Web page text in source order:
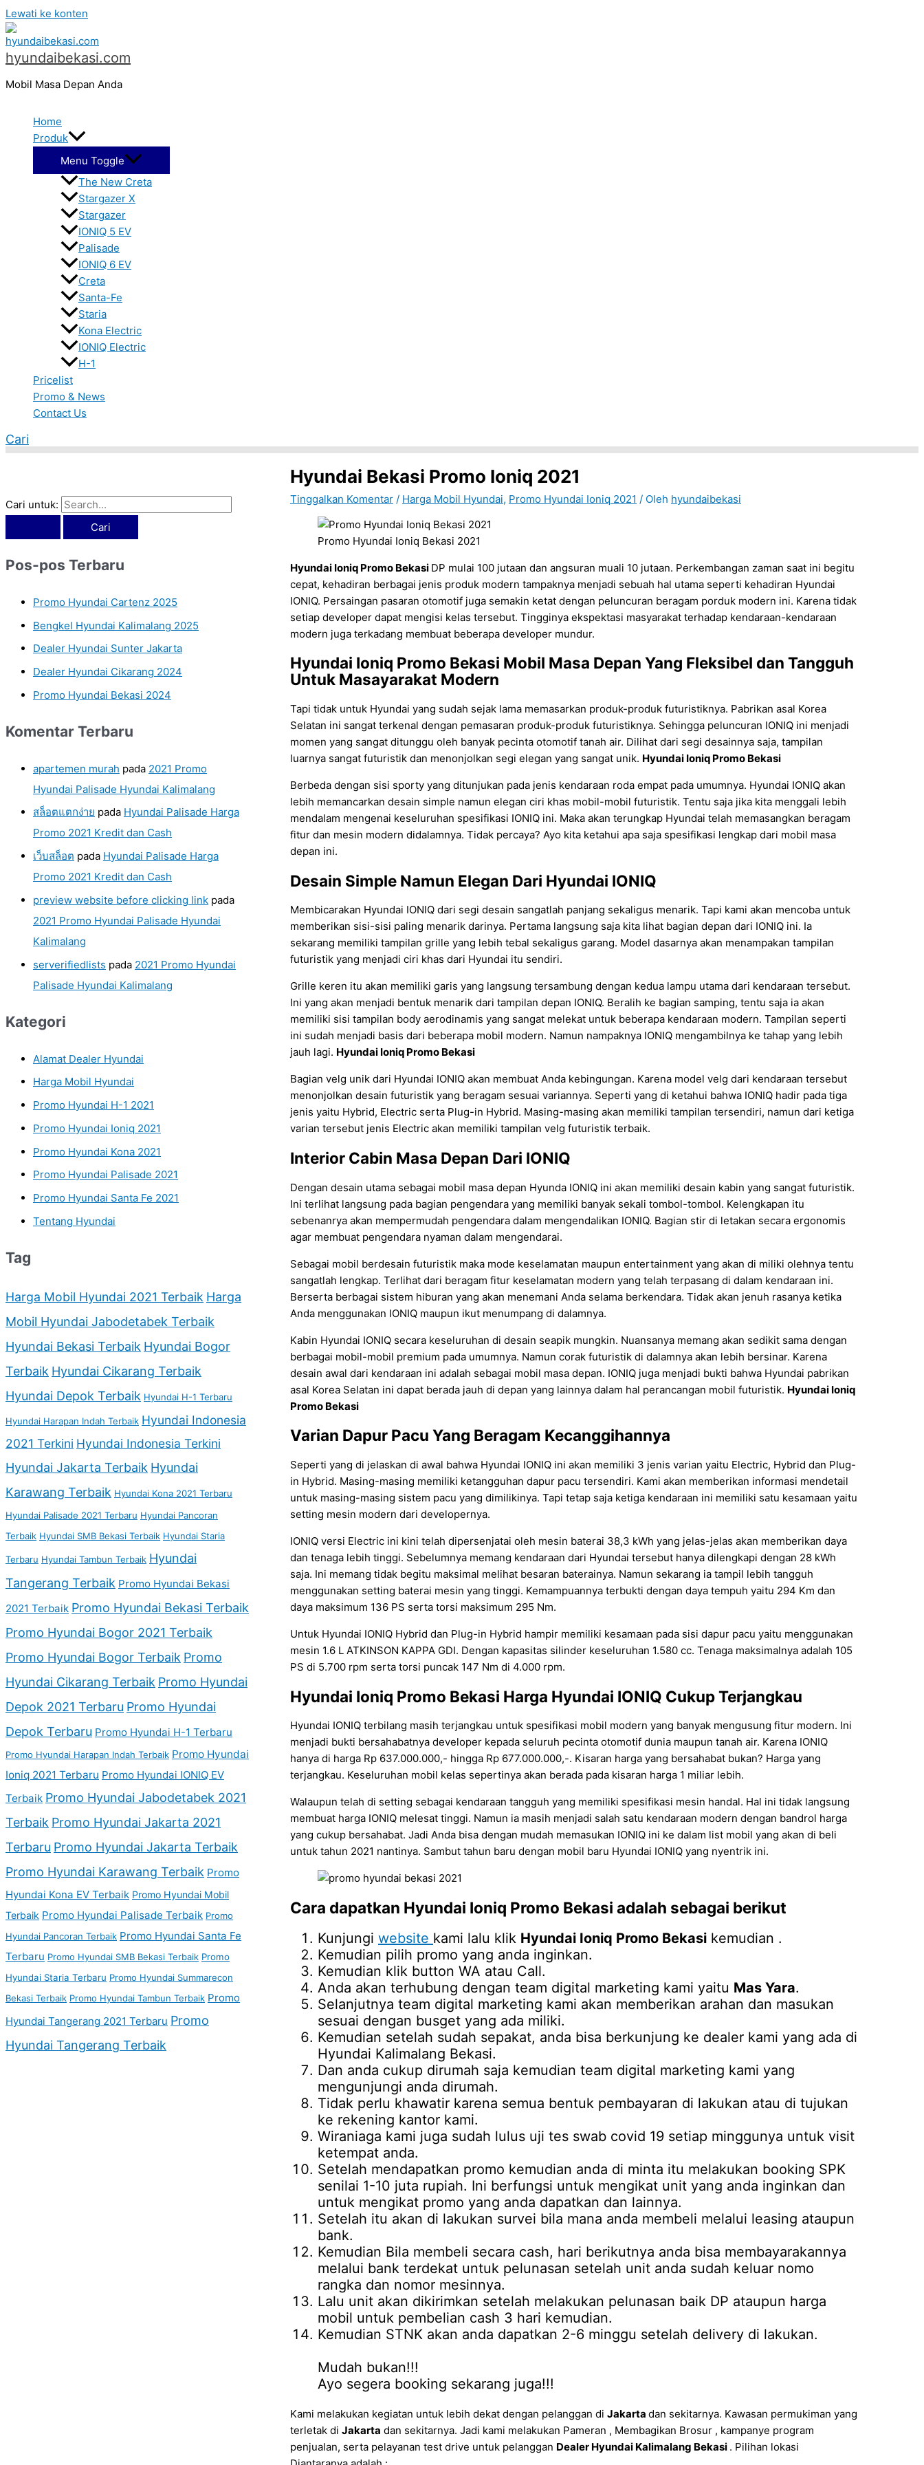
Lewati ke konten
hyundaibekasi.com
Mobil Masa Depan Anda
Home
Produk
Menu Toggle
The New Creta
Stargazer X
Stargazer
IONIQ 5 EV
Palisade
IONIQ 6 EV
Creta
Santa-Fe
Staria
Kona Electric
IONIQ Electric
H-1
Pricelist
Promo & News
Contact Us
Cari
Cari untuk:
Pos-pos Terbaru
Promo Hyundai Cartenz 2025
Bengkel Hyundai Kalimalang 2025
Dealer Hyundai Sunter Jakarta
Dealer Hyundai Cikarang 2024
Promo Hyundai Bekasi 2024
Komentar Terbaru
apartemen murah pada 2021 Promo
Hyundai Palisade Hyundai Kalimalang
สล็อตแตกง่าย pada Hyundai Palisade Harga
Promo 2021 Kredit dan Cash
เว็บสล็อต pada Hyundai Palisade Harga
Promo 2021 Kredit dan Cash
preview website before clicking link pada
2021 Promo Hyundai Palisade Hyundai
Kalimalang
serverifiedlists pada 2021 Promo Hyundai
Palisade Hyundai Kalimalang
Kategori
Alamat Dealer Hyundai
Harga Mobil Hyundai
Promo Hyundai H-1 2021
Promo Hyundai Ioniq 2021
Promo Hyundai Kona 2021
Promo Hyundai Palisade 2021
Promo Hyundai Santa Fe 2021
Tentang Hyundai
Tag
Harga Mobil Hyundai 2021 Terbaik Harga
Mobil Hyundai Jabodetabek Terbaik
Hyundai Bekasi Terbaik Hyundai Bogor
Terbaik Hyundai Cikarang Terbaik
Hyundai Depok Terbaik Hyundai H-1 Terbaru
Hyundai Harapan Indah Terbaik Hyundai Indonesia
2021 Terkini Hyundai Indonesia Terkini
Hyundai Jakarta Terbaik Hyundai
Karawang Terbaik Hyundai Kona 2021 Terbaru
Hyundai Palisade 2021 Terbaru Hyundai Pancoran
Terbaik Hyundai SMB Bekasi Terbaik Hyundai Staria
Terbaru Hyundai Tambun Terbaik Hyundai
Tangerang Terbaik Promo Hyundai Bekasi
2021 Terbaik Promo Hyundai Bekasi Terbaik
Promo Hyundai Bogor 2021 Terbaik
Promo Hyundai Bogor Terbaik Promo
Hyundai Cikarang Terbaik Promo Hyundai
Depok 2021 Terbaru Promo Hyundai
Depok Terbaru Promo Hyundai H-1 Terbaru
Promo Hyundai Harapan Indah Terbaik Promo Hyundai
Ioniq 2021 Terbaru Promo Hyundai IONIQ EV
Terbaik Promo Hyundai Jabodetabek 2021
Terbaik Promo Hyundai Jakarta 2021
Terbaru Promo Hyundai Jakarta Terbaik
Promo Hyundai Karawang Terbaik Promo
Hyundai Kona EV Terbaik Promo Hyundai Mobil
Terbaik Promo Hyundai Palisade Terbaik Promo
Hyundai Pancoran Terbaik Promo Hyundai Santa Fe
Terbaru Promo Hyundai SMB Bekasi Terbaik Promo
Hyundai Staria Terbaru Promo Hyundai Summarecon
Bekasi Terbaik Promo Hyundai Tambun Terbaik Promo
Hyundai Tangerang 2021 Terbaru Promo
Hyundai Tangerang Terbaik
Hyundai Bekasi Promo Ioniq 2021
Tinggalkan Komentar / Harga Mobil Hyundai, Promo Hyundai Ioniq 2021 / Oleh hyundaibekasi
Promo Hyundai Ioniq Bekasi 2021
Hyundai Ioniq Promo Bekasi DP mulai 100 jutaan dan angsuran muali 10 jutaan. Perkembangan zaman saat ini begitu
cepat, kehadiran berbagai jenis produk modern tampaknya menjadi sebuah hal utama seperti kehadiran Hyundai
IONIQ. Persaingan pasaran otomotif juga semakin ketat dengan peluncuran beragam porduk modern ini. Karena tidak
setiap developer dapat mengisi kelas tersebut. Tingginya ekspektasi masyarakat terhadap kendaraan-kendaraan
modern juga terkadang membuat beberapa developer mundur.
Hyundai Ioniq Promo Bekasi Mobil Masa Depan Yang Fleksibel dan Tangguh
Untuk Masayarakat Modern
Tapi tidak untuk Hyundai yang sudah sejak lama memasarkan produk-produk futuristiknya. Pabrikan asal Korea
Selatan ini sangat terkenal dengan pemasaran produk-produk futuristiknya. Sehingga peluncuran IONIQ ini menjadi
momen yang sangat ditunggu oleh banyak pecinta otomotif tanah air. Dilihat dari segi desainnya saja, tampilan
luarnya sangat futuristik dan menonjolkan segi elegan yang sangat unik. Hyundai Ioniq Promo Bekasi
Berbeda dengan sisi sporty yang ditunjukan pada jenis kendaraan roda empat pada umumnya. Hyundai IONIQ akan
lebih memancarkan desain simple namun elegan ciri khas mobil-mobil futuristik. Tentu saja jika kita menggali lebih
mendalam mengenai keseluruhan spesifikasi IONIQ ini. Maka akan terungkap Hyundai telah memasangkan beragam
fitur dan mesin modern didalamnya. Tidak percaya? Ayo kita ketahui apa saja spesifikasi lengkap dari mobil masa
depan ini.
Desain Simple Namun Elegan Dari Hyundai IONIQ
Membicarakan Hyundai IONIQ dari segi desain sangatlah panjang sekaligus menarik. Tapi kami akan mencoba untuk
memberikan sisi-sisi paling menarik darinya. Pertama langsung saja kita lihat bagian depan dari IONIQ ini. Ia
sekarang memiliki tampilan grille yang lebih tebal sekaligus garang. Model dasarnya akan menampakan tampilan
futuristik yang menjadi ciri khas dari Hyundai itu sendiri.
Grille keren itu akan memiliki garis yang langsung tersambung dengan kedua lampu utama dari kendaraan tersebut.
Ini yang akan menjadi bentuk menarik dari tampilan depan IONIQ. Beralih ke bagian samping, tentu saja ia akan
memiliki sisi tampilan body aerodinamis yang sangat melekat untuk beberapa kendaraan modern. Tampilan seperti
ini sudah menjadi basis dari beberapa mobil modern. Namun nampaknya IONIQ mengambilnya ke tahap yang lebih
jauh lagi. Hyundai Ioniq Promo Bekasi
Bagian velg unik dari Hyundai IONIQ akan membuat Anda kebingungan. Karena model velg dari kendaraan tersebut
menonjolkan desain futuristik yang beragam sesuai variannya. Seperti yang di ketahui bahwa IONIQ hadir pada tiga
jenis yaitu Hybrid, Electric serta Plug-in Hybrid. Masing-masing akan memiliki tampilan tersendiri, namun dari ketiga
varian tersebut jenis Electric akan memiliki tampilan velg futuristik terbaik.
Interior Cabin Masa Depan Dari IONIQ
Dengan desain utama sebagai mobil masa depan Hyunda IONIQ ini akan memiliki desain kabin yang sangat futuristik.
Ini terlihat langsung pada bagian pengendara yang memiliki banyak sekali tombol-tombol. Kelengkapan itu
sebenanrya akan mempermudah pengendara dalam mengendalikan IONIQ. Bagian stir di letakan secara ergonomis
agar membuat pengendara nyaman dalam mengendarai.
Sebagai mobil berdesain futuristik maka mode keselamatan maupun entertainment yang akan di miliki olehnya tentu
sangatlah lengkap. Terlihat dari beragam fitur keselamatan modern yang telah terpasang di dalam kendaraan ini.
Berserta berbagai sistem hiburan yang akan menemani Anda selama berkendara. Tidak akan jenuh rasanya ketika
Anda menggunakan IONIQ maupun ikut menumpang di dalamnya.
Kabin Hyundai IONIQ secara keseluruhan di desain seapik mungkin. Nuansanya memang akan sedikit sama dengan
berbagai mobil-mobil premium pada umumnya. Namun corak futuristik di dalamnya akan lebih bersinar. Karena
desain awal dari kendaraan ini adalah sebagai mobil masa depan. IONIQ juga menjadi bukti bahwa Hyundai pabrikan
asal Korea Selatan ini dapat berada jauh di depan yang lainnya dalam hal perancangan mobil futuristik. Hyundai Ioniq
Promo Bekasi
Varian Dapur Pacu Yang Beragam Kecanggihannya
Seperti yang di jelaskan di awal bahwa Hyundai IONIQ ini akan memiliki 3 jenis varian yaitu Electric, Hybrid dan Plug-
in Hybrid. Masing-masing memiliki ketangguhan dapur pacu tersendiri. Kami akan memberikan informasi mendetail
untuk masing-masing sistem pacu yang dimilikinya. Tapi tetap saja ketiga kendaraan ini memiliki satu kesamaan yaitu
setting mesin modern dari developernya.
IONIQ versi Electric ini kini telah dipersenjatai oleh mesin baterai 38,3 kWh yang jelas-jelas akan memberikan daya
dan tenaga lebih tinggi. Sebelumnya memang kendaraan dari Hyundai tersebut hanya dilengkapi dengan 28 kWh
saja. Ini memang tidak begitu maksimal melihat besaran baterainya. Namun sekarang ia tampil lebih tangguh
menggunakan setting baterai mesin yang tinggi. Kemampuannya terbukti dengan daya tempuh yaitu 294 Km dan
daya maksimum 136 PS serta torsi maksimum 295 Nm.
Untuk Hyundai IONIQ Hybrid dan Plug-in Hybrid hampir memiliki kesamaan pada sisi dapur pacu yaitu menggunakan
mesin 1.6 L ATKINSON KAPPA GDI. Dengan kapasitas silinder keseluruhan 1.580 cc. Tenaga maksimalnya adalah 105
PS di 5.700 rpm serta torsi puncak 147 Nm di 4.000 rpm.
Hyundai Ioniq Promo Bekasi Harga Hyundai IONIQ Cukup Terjangkau
Hyundai IONIQ terbilang masih terjangkau untuk spesifikasi mobil modern yang banyak mengusung fitur modern. Ini
menjadi bukti bersahabatnya developer kepada seluruh pecinta otomotif dunia maupun tanah air. Karena IONIQ
hanya di harga Rp 637.000.000,- hingga Rp 677.000.000,-. Kisaran harga yang bersahabat bukan? Harga yang
terjangkau. Keseluruhan mobil kelas sepertinya akan berada pada kisaran harga 1 miliar lebih.
Walaupun telah di setting sebagai kendaraan tangguh yang memiliki spesifikasi mesin handal. Hal ini tidak langsung
membuat harga IONIQ melesat tinggi. Namun ia masih menjadi salah satu kendaraan modern dengan bandrol harga
yang cukup bersahabat. Jadi Anda bisa dengan mudah memasukan IONIQ ini ke dalam list mobil yang akan di beli
untuk tahun 2021 nantinya. Sambut tahun baru dengan mobil baru Hyundai IONIQ yang nyentrik ini.
Cara dapatkan Hyundai Ioniq Promo Bekasi adalah sebagai berikut
Kunjungi website kami lalu klik Hyundai Ioniq Promo Bekasi kemudian .
Kemudian pilih promo yang anda inginkan.
Kemudian klik button WA atau Call.
Anda akan terhubung dengan team digital marketing kami yaitu Mas Yara.
Selanjutnya team digital marketing kami akan memberikan arahan dan masukan
sesuai dengan busget yang ada miliki.
Kemudian setelah sudah sepakat, anda bisa berkunjung ke dealer kami yang ada di
Hyundai Kalimalang Bekasi.
Dan anda cukup dirumah saja kemudian team digital marketing kami yang
mengunjungi anda dirumah.
Tidak perlu khawatir karena semua bentuk pembayaran di lakukan atau di tujukan
ke rekening kantor kami.
Wiraniaga kami juga sudah lulus uji tes swab covid 19 setiap minggunya untuk visit
ketempat anda.
Setelah mendapatkan promo kemudian anda di minta itu melakukan booking SPK
senilai 1-10 juta rupiah. Ini berfungsi untuk mengikat unit yang anda inginkan dan
untuk mengikat promo yang anda dapatkan dan lainnya.
Setelah itu akan di lakukan survei bila mana anda membeli melalui leasing ataupun
bank.
Kemudian Bila membeli secara cash, hari berikutnya anda bisa membayarakannya
melalui bank terdekat untuk pelunasan setelah unit anda sudah keluar nomo
rangka dan nomor mesinnya.
Lalu unit akan dikirimkan setelah melakukan pelunasan baik DP ataupun harga
mobil untuk pembelian cash 3 hari kemudian.
Kemudian STNK akan anda dapatkan 2-6 minggu setelah delivery di lakukan.
Mudah bukan!!!
Ayo segera booking sekarang juga!!!
Kami melakukan kegiatan untuk lebih dekat dengan pelanggan di Jakarta dan sekitarnya. Kawasan permukiman yang
terletak di Jakarta dan sekitarnya. Jadi kami melakukan Pameran , Membagikan Brosur , kampanye program
penjualan, serta pelayanan test drive untuk pelanggan Dealer Hyundai Kalimalang Bekasi . Pilihan lokasi